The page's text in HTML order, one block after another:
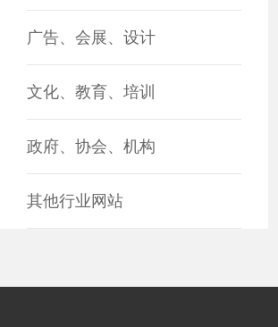
广告、会展、设计
文化、教育、培训
政府、协会、机构
其他行业网站